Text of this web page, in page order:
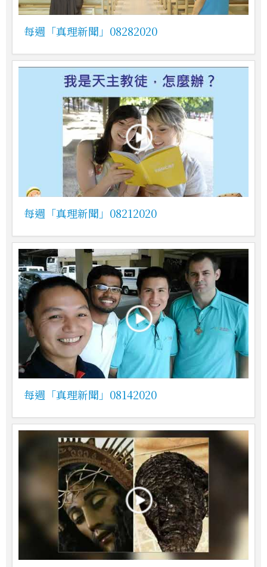
每週「真理新聞」08282020
每週「真理新聞」08212020
每週「真理新聞」08142020